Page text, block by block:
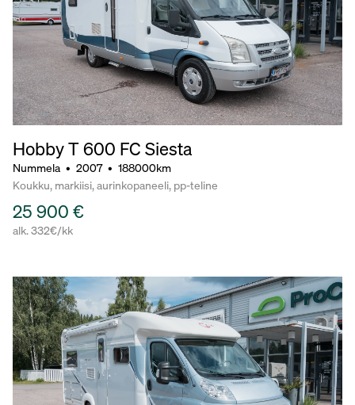
Hobby T 600 FC Siesta
Nummela • 2007 • 188000km
Koukku, markiisi, aurinkopaneeli, pp-teline
25 900 €
alk. 332€/kk